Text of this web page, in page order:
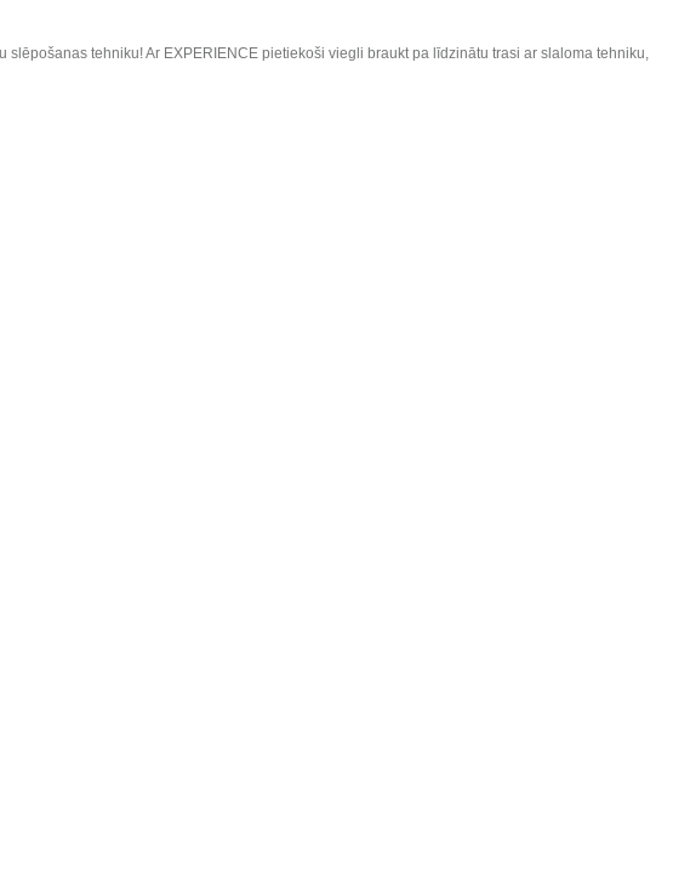
tehniku! Ar EXPERIENCE pietiekoši viegli braukt pa līdzinātu trasi ar slaloma tehniku,